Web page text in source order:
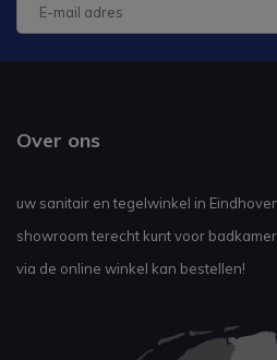
Over ons
uw sanitair en tegelwinkel in
showroom terecht kunt voor
via de online winkel kan bestellen!